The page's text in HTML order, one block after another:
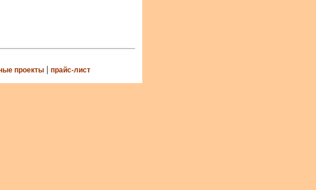
проекты| прайс-лист